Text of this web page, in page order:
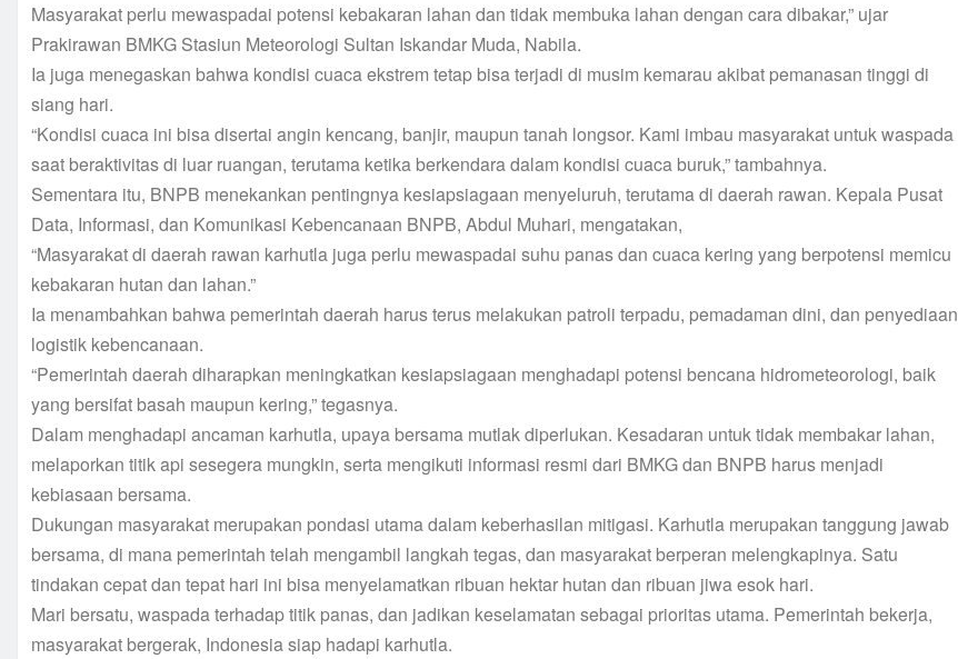
Masyarakat perlu mewaspadai potensi kebakaran lahan dan tidak membuka lahan dengan cara dibakar,” ujar
Prakirawan BMKG Stasiun Meteorologi Sultan Iskandar Muda, Nabila.
Ia juga menegaskan bahwa kondisi cuaca ekstrem tetap bisa terjadi di musim kemarau akibat pemanasan tinggi di
siang hari.
“Kondisi cuaca ini bisa disertai angin kencang, banjir, maupun tanah longsor. Kami imbau masyarakat untuk waspada
saat beraktivitas di luar ruangan, terutama ketika berkendara dalam kondisi cuaca buruk,” tambahnya.
Sementara itu, BNPB menekankan pentingnya kesiapsiagaan menyeluruh, terutama di daerah rawan. Kepala Pusat
Data, Informasi, dan Komunikasi Kebencanaan BNPB, Abdul Muhari, mengatakan,
“Masyarakat di daerah rawan karhutla juga perlu mewaspadai suhu panas dan cuaca kering yang berpotensi memicu
kebakaran hutan dan lahan.”
Ia menambahkan bahwa pemerintah daerah harus terus melakukan patroli terpadu, pemadaman dini, dan penyediaan
logistik kebencanaan.
“Pemerintah daerah diharapkan meningkatkan kesiapsiagaan menghadapi potensi bencana hidrometeorologi, baik
yang bersifat basah maupun kering,” tegasnya.
Dalam menghadapi ancaman karhutla, upaya bersama mutlak diperlukan. Kesadaran untuk tidak membakar lahan,
melaporkan titik api sesegera mungkin, serta mengikuti informasi resmi dari BMKG dan BNPB harus menjadi
kebiasaan bersama.
Dukungan masyarakat merupakan pondasi utama dalam keberhasilan mitigasi. Karhutla merupakan tanggung jawab
bersama, di mana pemerintah telah mengambil langkah tegas, dan masyarakat berperan melengkapinya. Satu
tindakan cepat dan tepat hari ini bisa menyelamatkan ribuan hektar hutan dan ribuan jiwa esok hari.
Mari bersatu, waspada terhadap titik panas, dan jadikan keselamatan sebagai prioritas utama. Pemerintah bekerja,
masyarakat bergerak, Indonesia siap hadapi karhutla.